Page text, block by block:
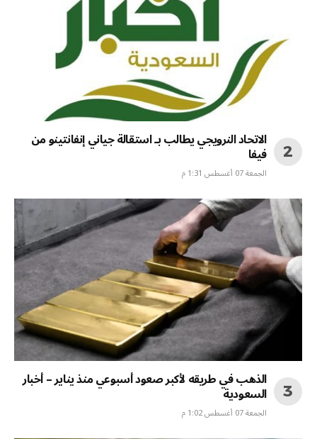
الاتحاد النرويجي يطالب بـ استقالة جياني إنفانتينو من
فيفا
الجمعة 07 أغسطس 1:31 م
الذهب في طريقه لأكبر صعود أسبوعي منذ يناير – أخبار
السعودية
الجمعة 07 أغسطس 1:02 م